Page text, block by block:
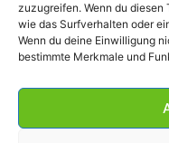
zuzugreifen. Wenn du
wie das Surfverhalten oder
Wenn du deine Einwilligung
bestimmte Merkmale und